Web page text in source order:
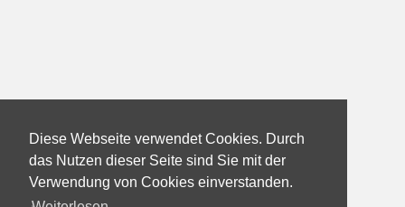
Diese Webseite verwendet Cookies. Durch
das Nutzen dieser Seite sind Sie mit der
Verwendung von Cookies einverstanden.